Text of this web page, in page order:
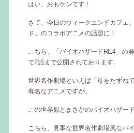
はい、おもケンです！
さて、今日のウィークエンドカフェ
ド」のコラボアニメの話題に！
こちら、「バイオハザードRE4」の
で2話まで公開されております。
世界名作劇場といえば「母をたずね
有名なアニメですが、
この世界観とまさかのバイオハザー
こちら、見事な世界名作劇場風なバ